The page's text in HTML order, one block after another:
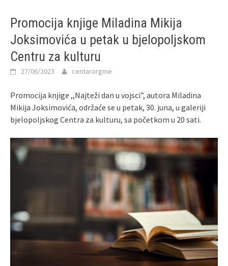
Promocija knjige Miladina Mikija
Joksimovića u petak u bjelopoljskom
Centru za kulturu
27/06/2023 centarorgme
Promocija knjige ,,Najteži dan u vojsci”, autora Miladina
Mikija Joksimovića, održaće se u petak, 30. juna, u galeriji
bjelopoljskog Centra za kulturu, sa početkom u 20 sati.